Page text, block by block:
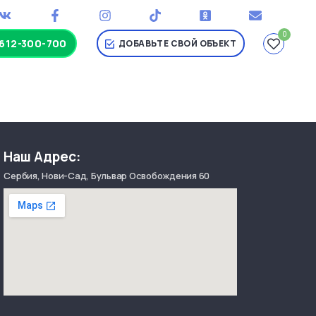
ДОБАВЬТЕ СВОЙ ОБЪЕКТ
300-700
0
Наш Адрес:
Сербия, Нови-Сад, Бульвар Освобождения 60